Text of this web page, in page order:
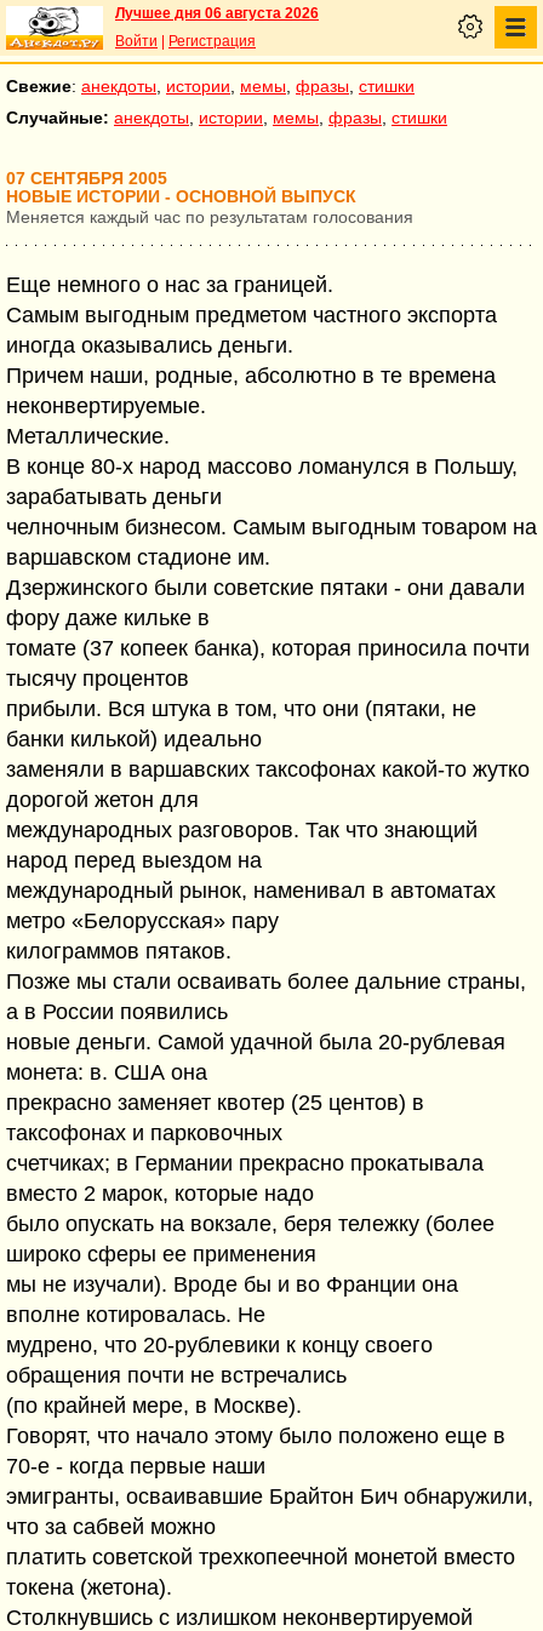
Лучшее дня 06 августа 2026
Войти
Регистрация
Свежие: анекдоты истории мемы фразы стишки
Случайные: анекдоты истории мемы фразы стишки
07 СЕНТЯБРЯ 2005
НОВЫЕ ИСТОРИИ - ОСНОВНОЙ ВЫПУСК
Меняется каждый час по результатам голосования
Еще немного о нас за границей.
Самым выгодным предметом частного экспорта
иногда оказывались деньги.
Причем наши, родные, абсолютно в те времена
неконвертируемые.
Металлические.
В конце 80-х народ массово ломанулся в Польшу,
зарабатывать деньги
челночным бизнесом. Самым выгодным товаром на
варшавском стадионе им.
Дзержинского были советские пятаки - они давали
фору даже кильке в
томате (37 копеек банка), которая приносила почти
тысячу процентов
прибыли. Вся штука в том, что они (пятаки, не
банки килькой) идеально
заменяли в варшавских таксофонах какой-то жутко
дорогой жетон для
международных разговоров. Так что знающий
народ перед выездом на
международный рынок, наменивал в автоматах
метро «Белорусская» пару
килограммов пятаков.
Позже мы стали осваивать более дальние страны,
а в России появились
новые деньги. Самой удачной была 20-рублевая
монета: в. США она
прекрасно заменяет квотер (25 центов) в
таксофонах и парковочных
счетчиках; в Германии прекрасно прокатывала
вместо 2 марок, которые надо
было опускать на вокзале, беря тележку (более
широко сферы ее применения
мы не изучали). Вроде бы и во Франции она
вполне котировалась. Не
мудрено, что 20-рублевики к концу своего
обращения почти не встречались
(по крайней мере, в Москве).
Говорят, что начало этому было положено еще в
70-е - когда первые наши
эмигранты, осваивавшие Брайтон Бич обнаружили,
что за сабвей можно
платить советской трехкопеечной монетой вместо
токена (жетона).
Столкнувшись с излишком неконвертируемой